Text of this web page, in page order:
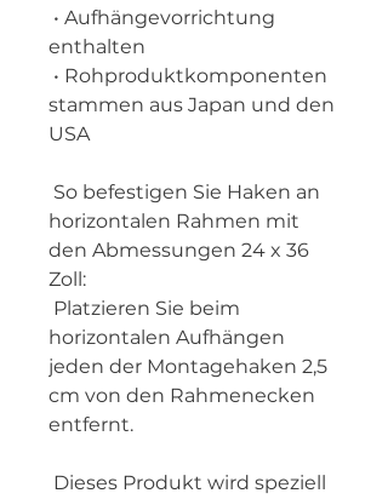
enthalten
stammen aus Japan und den
USA
horizontalen Rahmen mit
den Abmessungen 24 x 36
Zoll:
horizontalen Aufhängen
jeden der Montagehaken 2,5
cm von den Rahmenecken
entfernt.